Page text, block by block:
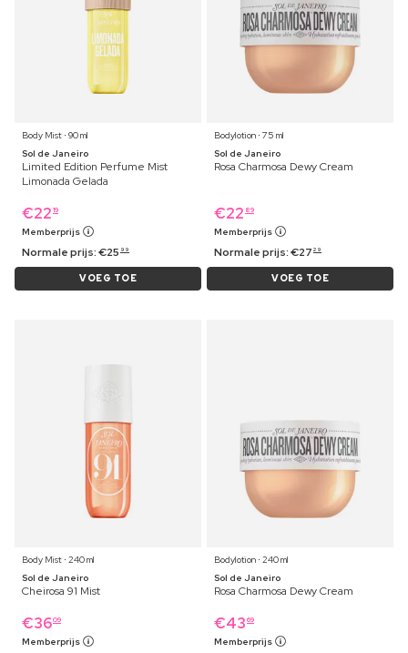
Body Mist ⋅ 90 ml
Sol de Janeiro
Limited Edition Perfume Mist
Limonada Gelada
€22 19
Memberprijs
Normale prijs:€25 99
VOEG TOE
Bodylotion ⋅ 75 ml
Sol de Janeiro
Rosa Charmosa Dewy Cream
€22 89
Memberprijs
Normale prijs:€27 29
VOEG TOE
Body Mist ⋅ 240 ml
Sol de Janeiro
Cheirosa 91 Mist
€3609
Memberprijs
Bodylotion ⋅ 240 ml
Sol de Janeiro
Rosa Charmosa Dewy Cream
€43 69
Memberprijs